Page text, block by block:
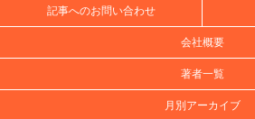
記事へのお問い合わせ
会社概要
著者一覧
月別アーカイブ